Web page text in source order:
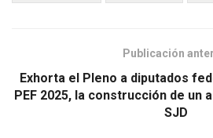
Publicación
Exhorta el Pleno a diputados
PEF 2025, la construcción de un
SJD